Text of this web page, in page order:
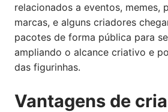
relacionados a eventos, memes,
marcas, e alguns criadores
pacotes de forma pública para
ampliando o alcance criativo e
das figurinhas.
Vantagens de